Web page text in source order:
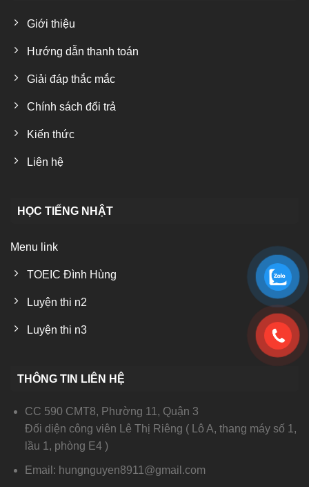
Giới thiệu
Hướng dẫn thanh toán
Giải đáp thắc mắc
Chính sách đổi trả
Kiến thức
Liên hệ
HỌC TIẾNG NHẬT
Menu link
TOEIC Đình Hùng
Luyện thi n2
Luyện thi n3
THÔNG TIN LIÊN HỆ
CC 590 CMT8, Phường 11, Quận 3
Đối diện công viên Lê Thị Riêng ( Lô A, thang máy số 1,
lầu 1, phòng E4 )
Email: hungnguyen8911@gmail.com